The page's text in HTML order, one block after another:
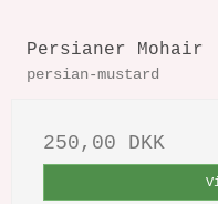
Persianer Mohair
persian-mustard
250,00 DKK